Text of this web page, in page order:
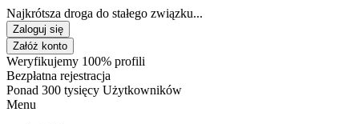
Najkrótsza droga do stałego związku...
Zaloguj się
Załóż konto
Weryfikujemy 100% profili
Bezpłatna rejestracja
Ponad 300 tysięcy Użytkowników
Menu